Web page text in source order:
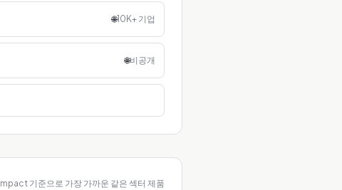
🌐10K+ 기업
🌐비공개
Impact 기준으로 가장 가까운 같은 섹터 제품